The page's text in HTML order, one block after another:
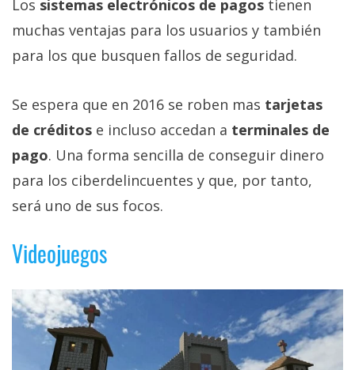
Los sistemas electrónicos de pagos tienen
muchas ventajas para los usuarios y también
para los que busquen fallos de seguridad.
Se espera que en 2016 se roben mas tarjetas
de créditos e incluso accedan a terminales de
pago. Una forma sencilla de conseguir dinero
para los ciberdelincuentes y que, por tanto,
será uno de sus focos.
Videojuegos